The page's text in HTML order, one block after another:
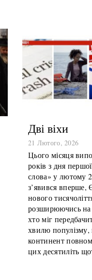
Дві віхи
21 Лютого, 2026
Цього місяця
років з дня
слова» у лютому
з’явився вперше,
нового
розширюючись
хто міг
хвилю
континент
цих десятиліть